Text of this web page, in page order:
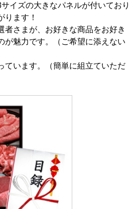
イズの大きなパネルが付いており
ります！
者さまが、お好きな商品をお好き
が魅力です。（ご希望に添えない
ています。（簡単に組立ていただ